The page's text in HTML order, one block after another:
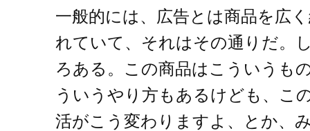
一般的には、広告とは商品を広
れていて、それはその通りだ。
ろある。この商品はこういうも
ういうやり方もあるけども、こ
活がこう変わりますよ、とか、